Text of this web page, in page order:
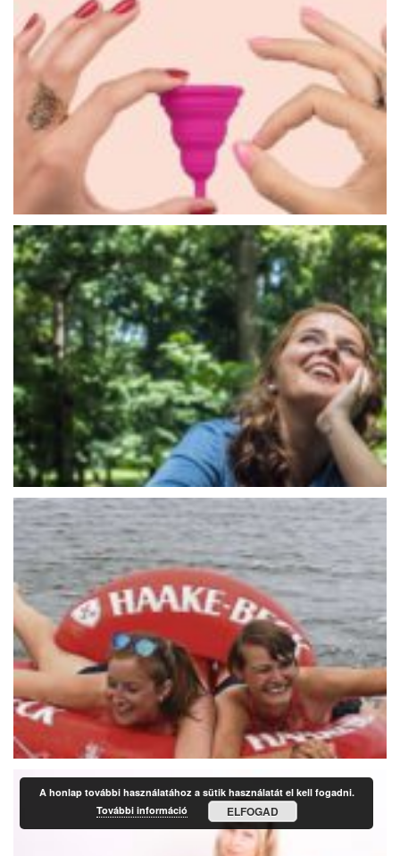
A honlap további használatához a sütik használatát el kell fogadni.
További információ
ELFOGAD